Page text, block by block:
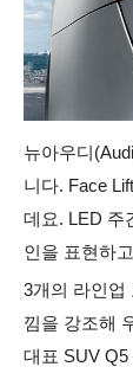
뉴아우디
니다. Face
데요. LED 주
인을 표현하
3개의 라인업
낌을 강조해
대표 SUV Q5